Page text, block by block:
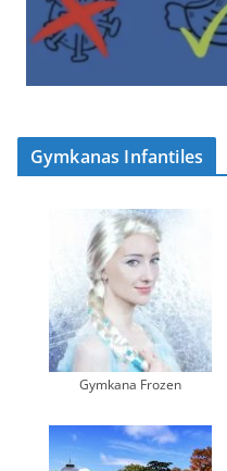
Gymkanas Infantiles
Gymkana Frozen